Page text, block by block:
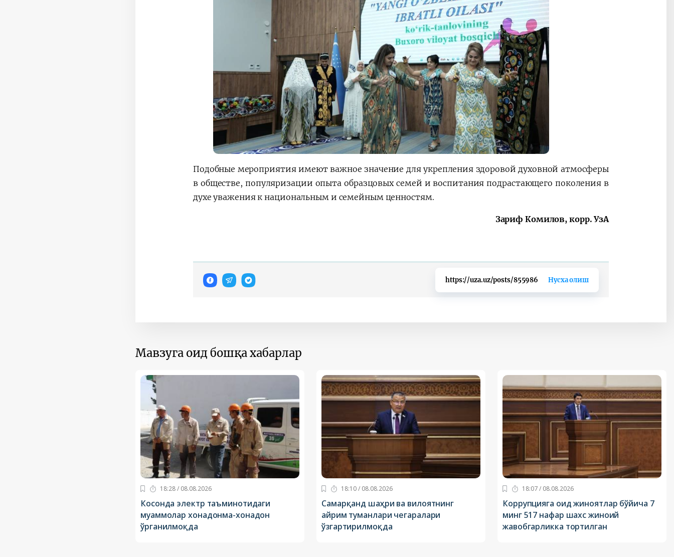
Подобные мероприятия имеют важное значение для укрепления здоровой духовной атмосферы
в обществе, популяризации опыта образцовых семей и воспитания подрастающего поколения в
духе уважения к национальным и семейным ценностям.
Зариф Комилов, корр. УзА
https://uza.uz/posts/855986 Нусха олиш
Мавзуга оид бошқа хабарлар
18:28 / 08.08.2026
Косонда электр таъминотидаги
муаммолар хонадонма-хонадон
ўрганилмоқда
18:10 / 08.08.2026
Самарқанд шаҳри ва вилоятнинг
айрим туманлари чегаралари
ўзгартирилмоқда
18:07 / 08.08.2026
Коррупцияга оид жиноятлар бўйича 7
минг 517 нафар шахс жиноий
жавобгарликка тортилган